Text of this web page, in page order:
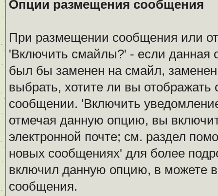
Опции размещения сообщения
При размещении сообщения или
'Включить смайлы?' - если данная
был бы заменен на смайл, заменен
выбрать, хотите ли вы
сообщении. 'Включить
отмечая данную опцию, вы
электронной почте; см. раздел
новых сообщениях' для более
включил данную опцию, в можете
сообщения.